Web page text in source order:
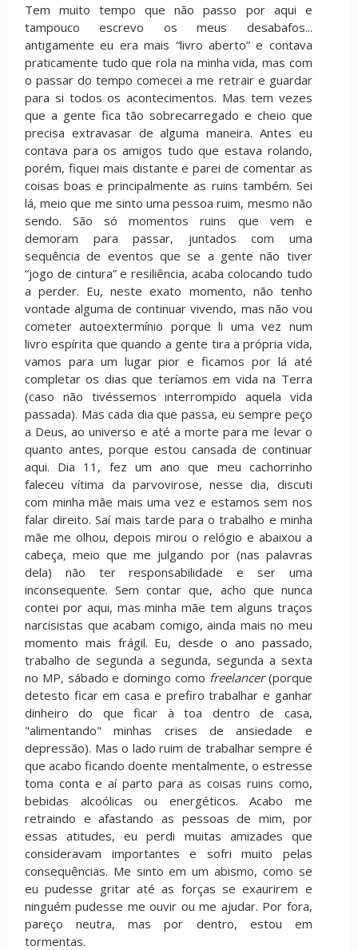
Tem muito tempo que não passo por aqui e
tampouco escrevo os meus desabafos...
antigamente eu era mais “livro aberto” e contava
praticamente tudo que rola na minha vida, mas com
o passar do tempo comecei a me retrair e guardar
para si todos os acontecimentos. Mas tem vezes
que a gente fica tão sobrecarregado e cheio que
precisa extravasar de alguma maneira. Antes eu
contava para os amigos tudo que estava rolando,
porém, fiquei mais distante e parei de comentar as
coisas boas e principalmente as ruins também. Sei
lá, meio que me sinto uma pessoa ruim, mesmo não
sendo. São só momentos ruins que vem e
demoram para passar, juntados com uma
sequência de eventos que se a gente não tiver
“jogo de cintura” e resiliência, acaba colocando tudo
a perder. Eu, neste exato momento, não tenho
vontade alguma de continuar vivendo, mas não vou
cometer autoextermínio porque li uma vez num
livro espírita que quando a gente tira a própria vida,
vamos para um lugar pior e ficamos por lá até
completar os dias que teríamos em vida na Terra
(caso não tivéssemos interrompido aquela vida
passada). Mas cada dia que passa, eu sempre peço
a Deus, ao universo e até a morte para me levar o
quanto antes, porque estou cansada de continuar
aqui. Dia 11, fez um ano que meu cachorrinho
faleceu vítima da parvovirose, nesse dia, discuti
com minha mãe mais uma vez e estamos sem nos
falar direito. Saí mais tarde para o trabalho e minha
mãe me olhou, depois mirou o relógio e abaixou a
cabeça, meio que me julgando por (nas palavras
dela) não ter responsabilidade e ser uma
inconsequente. Sem contar que, acho que nunca
contei por aqui, mas minha mãe tem alguns traços
narcisistas que acabam comigo, ainda mais no meu
momento mais frágil. Eu, desde o ano passado,
trabalho de segunda a segunda, segunda a sexta
no MP, sábado e domingo como freelancer(porque
detesto ficar em casa e prefiro trabalhar e ganhar
dinheiro do que ficar à toa dentro de casa,
"alimentando" minhas crises de ansiedade e
depressão). Mas o lado ruim de trabalhar sempre é
que acabo ficando doente mentalmente, o estresse
toma conta e aí parto para as coisas ruins como,
bebidas alcoólicas ou energéticos. Acabo me
retraindo e afastando as pessoas de mim, por
essas atitudes, eu perdi muitas amizades que
consideravam importantes e sofri muito pelas
consequências. Me sinto em um abismo, como se
eu pudesse gritar até as forças se exaurirem e
ninguém pudesse me ouvir ou me ajudar. Por fora,
pareço neutra, mas por dentro, estou em
tormentas.